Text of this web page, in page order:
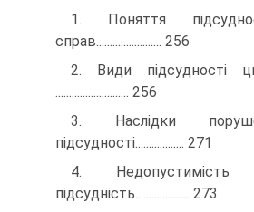
1. Поняття
справ........................ 256
2. Види підсудності
........................... 256
3. Наслідки
підсудності.................. 271
4.
підсудність.................... 273